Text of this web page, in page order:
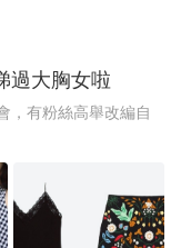
過大胸女啦
，有粉絲高舉改編自